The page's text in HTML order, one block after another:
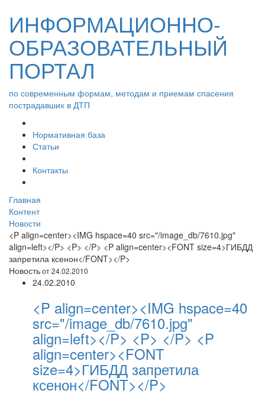
ИНФОРМАЦИОННО-
ОБРАЗОВАТЕЛЬНЫЙ
ПОРТАЛ
по современным формам, методам и приемам спасения
пострадавших в ДТП
Нормативная база
Статьи
Контакты
Главная
Контент
Новости
<P align=center><IMG hspace=40 src="/image_db/7610.jpg"
align=left></P> <P> </P> <P align=center><FONT size=4>ГИБДД
запретила ксенон</FONT></P>
Новостьот 24.02.2010
24.02.2010
<P align=center><IMG hspace=40
src="/image_db/7610.jpg"
align=left></P> <P> </P> <P
align=center><FONT
size=4>ГИБДД запретила
ксенон</FONT></P>